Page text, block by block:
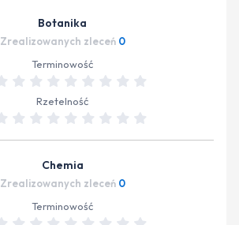
Botanika
Zrealizowanych zleceń 0
Terminowość
Rzetelność
Chemia
Zrealizowanych zleceń 0
Terminowość